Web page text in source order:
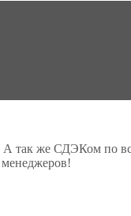
А так же СДЭКом по